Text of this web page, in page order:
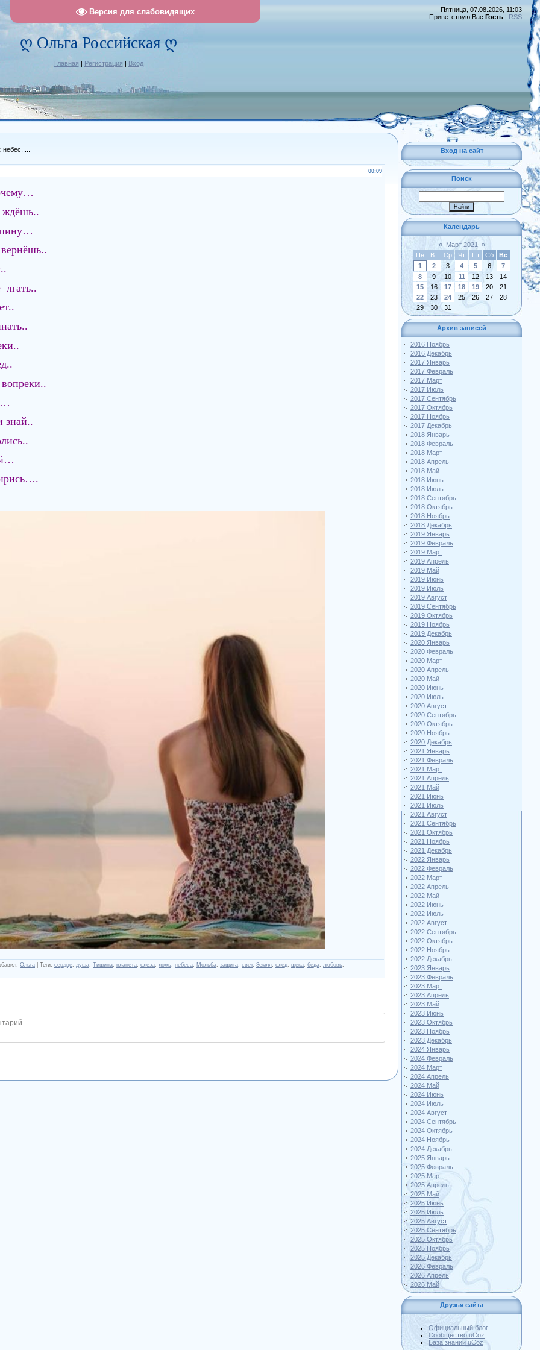
Версия для слабовидящих
ღ Ольга Российская ღ
Главная | Регистрация | Вход
Пятница, 07.08.2026, 11:03
Приветствую Вас Гость | RSS
00:09
ждёшь..
лгать..
знай..
: Ольга Теги: сердце душа Тишина планета слеза ложь небеса Мольба защита свет, Земля след щека беда любовь
Вход на сайт
Поиск
Календарь
« Март 2021
»
Пн
Вт Ср Чт Пт Сб
Вс
1
2 3 4 5 6
7
8
9 10 11 12 13
14
15
16 17 18 19 20
21
22
23 24 25 26 27
28
29
30 31
Архив записей
2016 Ноябрь
2016 Декабрь
2017 Январь
2017 Февраль
2017 Март
2017 Июль
2017 Сентябрь
2017 Октябрь
2017 Ноябрь
2017 Декабрь
2018 Январь
2018 Февраль
2018 Март
2018 Апрель
2018 Май
2018 Июнь
2018 Июль
2018 Сентябрь
2018 Октябрь
2018 Ноябрь
2018 Декабрь
2019 Январь
2019 Февраль
2019 Март
2019 Апрель
2019 Май
2019 Июнь
2019 Июль
2019 Август
2019 Сентябрь
2019 Октябрь
2019 Ноябрь
2019 Декабрь
2020 Январь
2020 Февраль
2020 Март
2020 Апрель
2020 Май
2020 Июнь
2020 Июль
2020 Август
2020 Сентябрь
2020 Октябрь
2020 Ноябрь
2020 Декабрь
2021 Январь
2021 Февраль
2021 Март
2021 Апрель
2021 Май
2021 Июнь
2021 Июль
2021 Август
2021 Сентябрь
2021 Октябрь
2021 Ноябрь
2021 Декабрь
2022 Январь
2022 Февраль
2022 Март
2022 Апрель
2022 Май
2022 Июнь
2022 Июль
2022 Август
2022 Сентябрь
2022 Октябрь
2022 Ноябрь
2022 Декабрь
2023 Январь
2023 Февраль
2023 Март
2023 Апрель
2023 Май
2023 Июнь
2023 Октябрь
2023 Ноябрь
2023 Декабрь
2024 Январь
2024 Февраль
2024 Март
2024 Апрель
2024 Май
2024 Июнь
2024 Июль
2024 Август
2024 Сентябрь
2024 Октябрь
2024 Ноябрь
2024 Декабрь
2025 Январь
2025 Февраль
2025 Март
2025 Апрель
2025 Май
2025 Июнь
2025 Июль
2025 Август
2025 Сентябрь
2025 Октябрь
2025 Ноябрь
2025 Декабрь
2026 Февраль
2026 Апрель
2026 Май
Друзья сайта
Официальный блог
Сообщество uCoz
База знаний uCoz